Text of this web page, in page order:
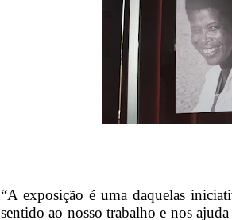
“A exposição é uma daquelas
sentido ao nosso trabalho e nos